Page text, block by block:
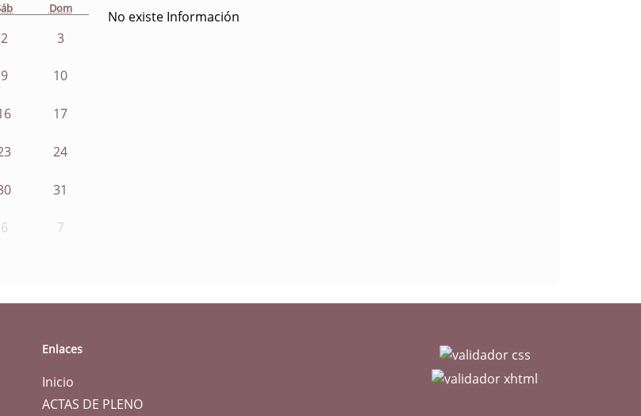
Dom
2 3
9 10
17
24
31
6 7
No existe Información
Enlaces
Inicio
ACTAS DE PLENO